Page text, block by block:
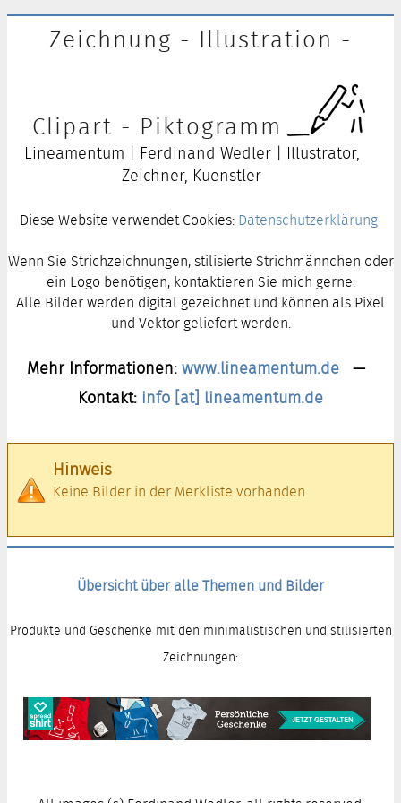
Zeichnung - Illustration -
Clipart - Piktogramm
Lineamentum | Ferdinand Wedler | Illustrator,
Zeichner, Kuenstler
Diese Website verwendet Cookies: Datenschutzerklärung
Wenn Sie Strichzeichnungen, stilisierte Strichmännchen oder
ein Logo benötigen, kontaktieren Sie mich gerne.
Alle Bilder werden digital gezeichnet und können als Pixel
und Vektor geliefert werden.
Mehr Informationen:www.lineamentum.de —
Kontakt: info [at] lineamentum.de
Hinweis
Keine Bilder in der Merkliste vorhanden
Übersicht über alle Themen und Bilder
Produkte und Geschenke mit den minimalistischen und stilisierten
Zeichnungen: